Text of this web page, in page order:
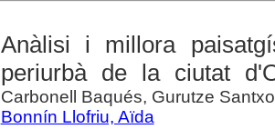
Anàlisi i millora
periurbà de la ciutat
Carbonell Baqués, Gurutze
Bonnín Llofriu, Aïda